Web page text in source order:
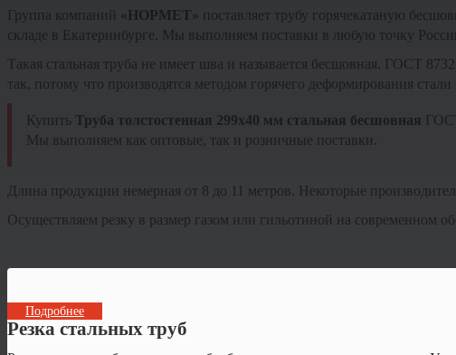
Группа компаний «НОРМЕТ» поставляет трубу горячекатаную
складе в Екатеринбурге. Мы выполняем поставки в любую точку
Такая стальная труба не имеет шва и называется бесшовная. ГОСТ
так, потому что производятся методом горячего деформирования
Купить Труба толстостенная 299х40 мм стальная бесшовная
Мы выполняем как оптовые, так и розничные поставки.
Длина продукции немерная от 8 до 11 метров. Некоторые
Осуществляем резку в размер газом или гильотиной на современном
Подробнее
Резка стальных труб